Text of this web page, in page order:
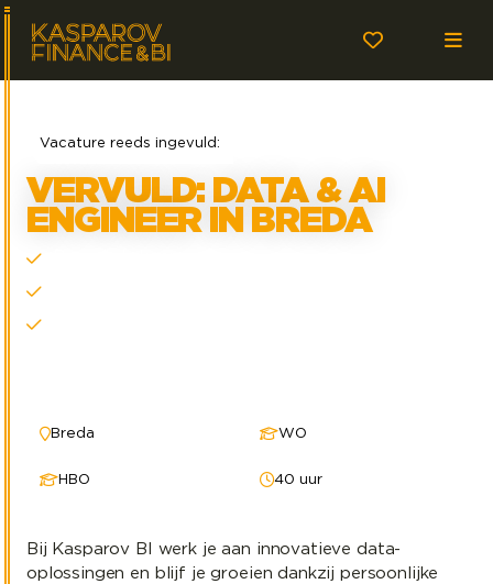
Vacature reeds ingevuld:
VERVULD: DATA & AI
ENGINEER IN BREDA
Breda WO
HBO 40 uur
Bij Kasparov BI werk je aan innovatieve data-
oplossingen en blijf je groeien dankzij persoonlijke